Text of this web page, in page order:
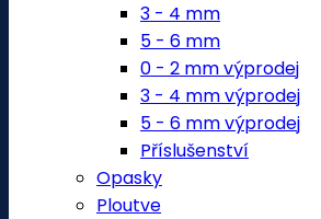
3 - 4 mm
5 - 6 mm
0 - 2 mm výprodej
3 - 4 mm výprodej
5 - 6 mm výprodej
Příslušenství
Opasky
Ploutve